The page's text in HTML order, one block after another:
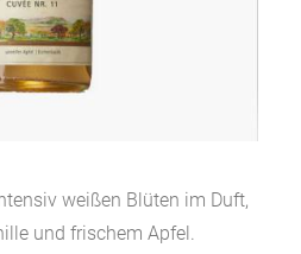
weißen Blüten im Duft,
und frischem Apfel.